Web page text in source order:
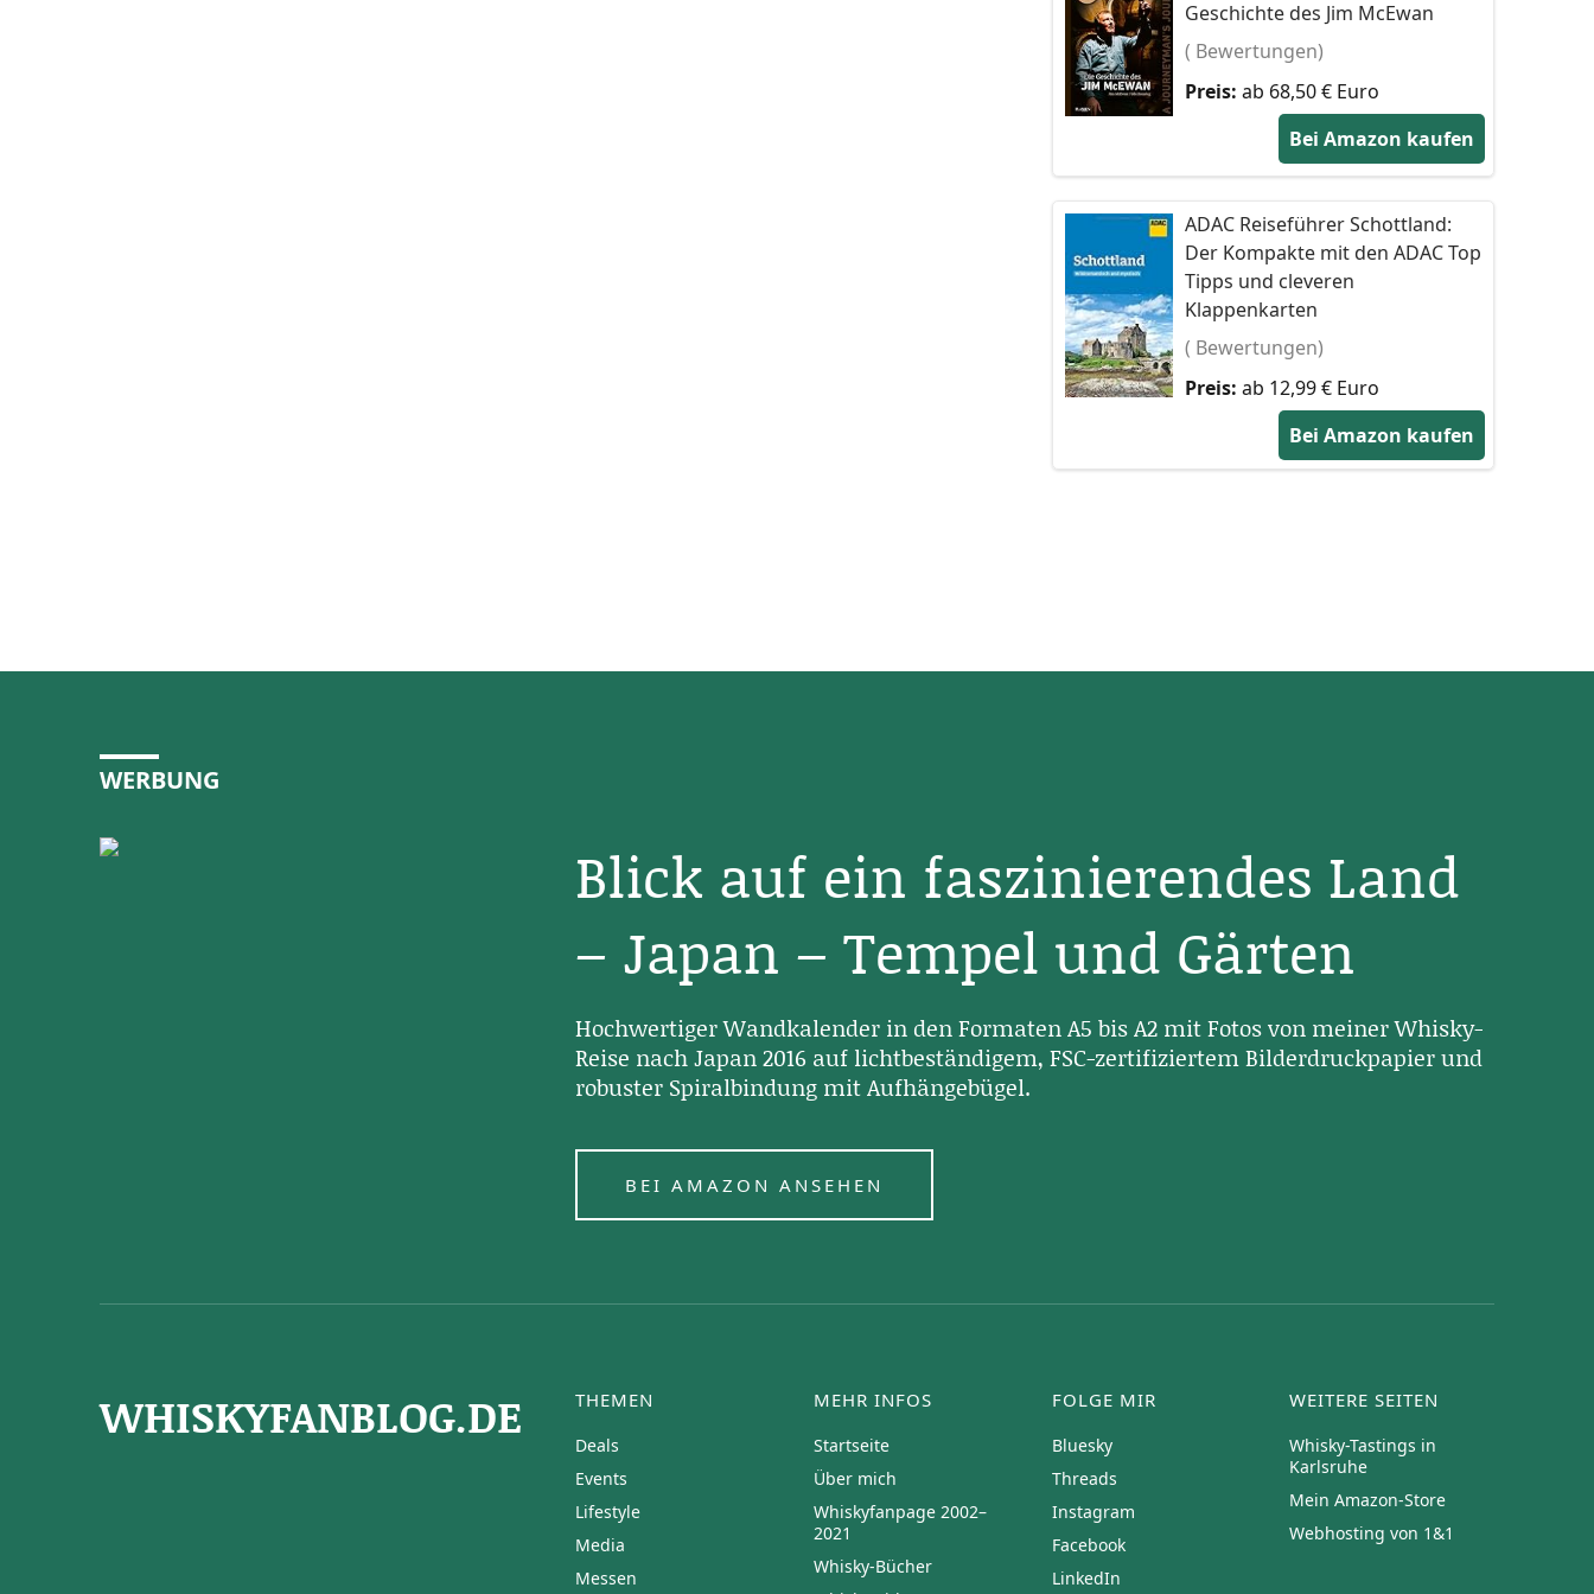
Geschichte des Jim McEwan
( Bewertungen)
Preis: ab 68,50 € Euro
Bei Amazon kaufen
ADAC Reiseführer Schottland:
Der Kompakte mit den ADAC Top
Tipps und cleveren
Klappenkarten
( Bewertungen)
Preis: ab 12,99 € Euro
Bei Amazon kaufen
WERBUNG
Blick auf ein faszinierendes Land
– Japan – Tempel und Gärten
Hochwertiger Wandkalender in den Formaten A5 bis A2 mit Fotos von meiner Whisky-
Reise nach Japan 2016 auf lichtbeständigem, FSC-zertifiziertem Bilderdruckpapier und
robuster Spiralbindung mit Aufhängebügel.
BEI AMAZON ANSEHEN
WHISKYFANBLOG.DE THEMEN
Deals
Events
Lifestyle
Media
Messen
MEHR INFOS
Startseite
Über mich
Whiskyfanpage 2002–
2021
Whisky-Bücher
FOLGE MIR
Bluesky
Threads
Instagram
Facebook
LinkedIn
WEITERE SEITEN
Whisky-Tastings in
Karlsruhe
Mein Amazon-Store
Webhosting von 1&1